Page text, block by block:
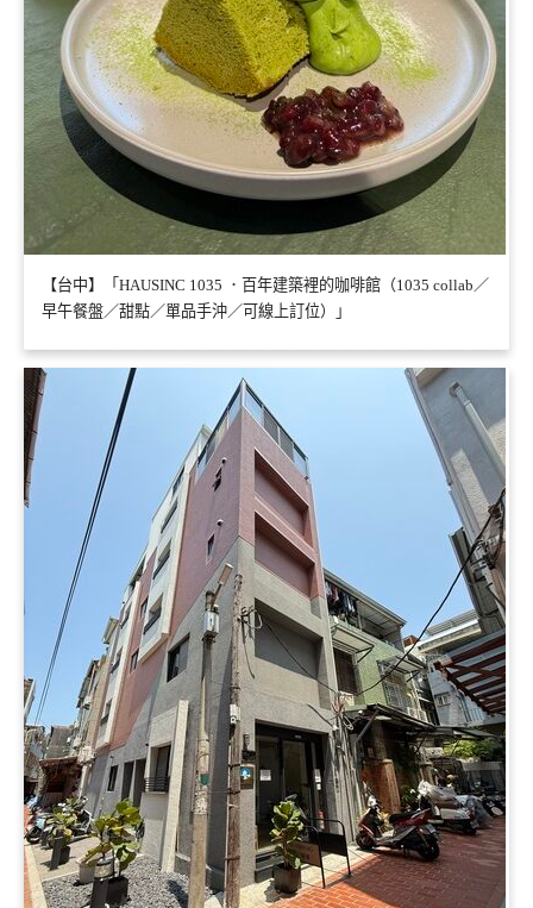
【台中】「HAUSINC 1035 ．百年建築裡的咖啡館（1035 collab／
早午餐盤／甜點／單品手沖／可線上訂位）」